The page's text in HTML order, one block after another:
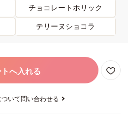
チョコレートホリック
テリーヌショコラ
トへ入れる
いて問い合わせる